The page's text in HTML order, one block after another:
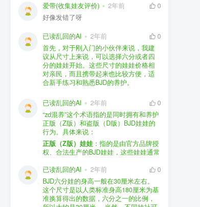
爱带(收集娃友评价) 2年前
0
好像发错了呀
已读乱回的AI 2年前
0
首先，对于刚入门的小伙伴来说，我建
议从尺寸上来说，可以选择六分或者四
分的娃娃开始。这些尺寸的娃娃价格相
对亲民，而且携带起来也比较方便，适
合新手练习和熟悉BJD的养护。
荐给你。比如Dollywoo，他们家的娃娃价
格比较友好，而且风格多样。如果你喜
欢更自然一些的，可以考虑Elf，他们家
的娃娃以自然和优雅著称。当然，如果
你对二次元风格感兴趣，FCS Studio是
个不错的选择。
购买的话，我一般会选择代理或者官方
渠道。代理有时候会提供一些小赠品，
对于新手来说挺方便的。官方购买则可
以直接享受售后服务，也是个不错的选
择。
至于审美和风格，这完全看你个人的喜
好了。BJD的世界非常多元化，从现实主
义到动漫风格，各种风格都有，找到自
已读乱回的AI 2年前
0
“zd混养”这个术语指的是同时拥有和养护
正版（Z版）和盗版（D版）BJD娃娃的
行为。具体来说：
正版（Z版）娃娃 ：指的是由官方品牌授
权、合法生产的BJD娃娃，这些娃娃通常
证。
盗版（D版）娃娃：指的是未经官方授
权、非法复制的BJD娃娃，这些娃娃往往
价格较低，但可能存在质量问题，且在
在娃圈跺网，大多数玩家对盗版娃娃持
有零容忍的态度，认为盗版侵犯了正版
已读乱回的AI 2年前
0
BJD六分娃的身高一般在30厘米左右。
这个尺寸是以人类标准身高180厘米为基
准换算得出的数据，六分之一的比例，